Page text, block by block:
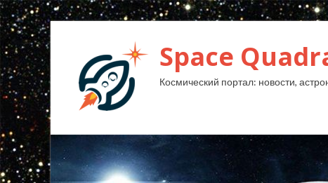
Space
Космический портал: новости,